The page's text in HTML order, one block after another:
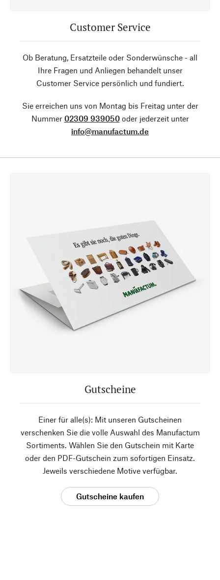
Customer Service
Ob Beratung, Ersatzteile oder Sonderwünsche - all
Ihre Fragen und Anliegen behandelt unser
Customer Service persönlich und fundiert.
Sie erreichen uns von Montag bis Freitag unter der
Nummer 02309 939050oder jederzeit unter
info@manufactum.de
Gutscheine
Einer für alle(s): Mit unseren Gutscheinen
verschenken Sie die volle Auswahl des Manufactum
Sortiments. Wählen Sie den Gutschein mit Karte
oder den PDF-Gutschein zum sofortigen Einsatz.
Jeweils verschiedene Motive verfügbar.
Gutscheine kaufen